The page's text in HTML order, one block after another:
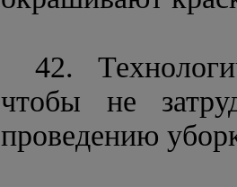
42.
чтобы не
проведению